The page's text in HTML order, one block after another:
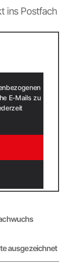
ins Postfach
E-Mails zu
ausgezeichnet